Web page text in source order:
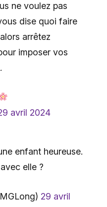
ne voulez pas
dise quoi faire
arrêtez
imposer vos
avril 2024
enfant heureuse.
elle ?
29 avril